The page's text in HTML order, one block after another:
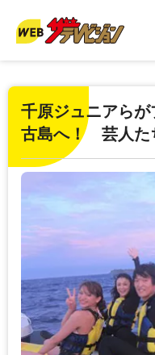
千原ジュニアら
古島へ！ 芸人た